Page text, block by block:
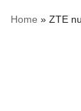
Home » ZTE